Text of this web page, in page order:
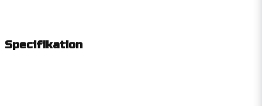
Specifikation